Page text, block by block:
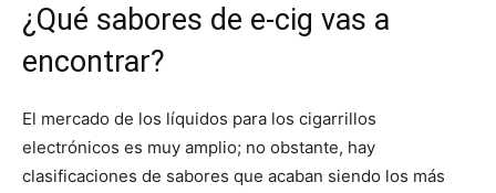
¿Qué sabores de e-cig vas a
encontrar?
El mercado de los líquidos para los cigarrillos
electrónicos es muy amplio; no obstante, hay
clasificaciones de sabores que acaban siendo los más